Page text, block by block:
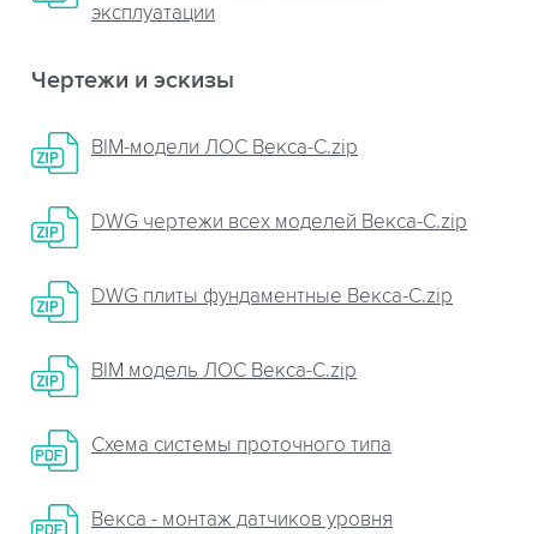
эксплуатации
Чертежи и эскизы
BIM-модели ЛОС Векса-С.zip
DWG чертежи всех моделей Векса-C.zip
DWG плиты фундаментные Векса-С.zip
BIM модель ЛОС Векса-С.zip
Схема системы проточного типа
Векса - монтаж датчиков уровня